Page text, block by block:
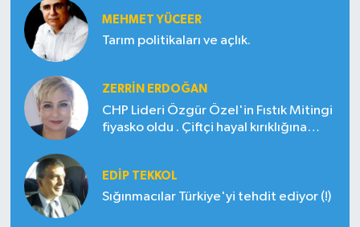
MEHMET YÜCEER
Tarım politikaları ve açlık.
ZERRIN ERDOĞAN
CHP Lideri Özgür Özel'in Fıstık Mitingi
fiyasko oldu . Çiftçi hayal kırıklığına
EDIP TEKKOL
Sığınmacılar Türkiye'yi tehdit ediyor (!)